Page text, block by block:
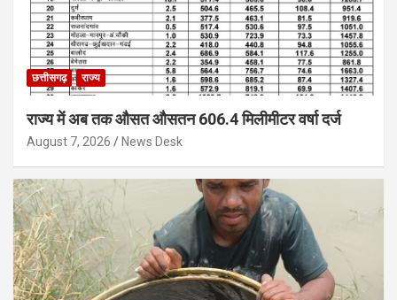
छत्तीसगढ़ राज्य
राज्य में अब तक औसत औसतन 606.4 मिलीमीटर वर्षा दर्ज
August 7, 2026 News Desk